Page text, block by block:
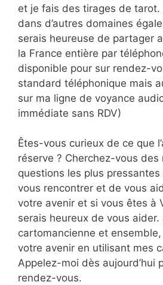
et je fais des tirages de tarot.
dans d’autres domaines
serais heureuse de partager
la France entière par
disponible pour sur rendez-
standard téléphonique mais
sur ma ligne de voyance
immédiate sans RDV)
Êtes-vous curieux de ce que
réserve ? Cherchez-vous des
questions les plus pressantes
vous rencontrer et de vous
votre avenir et si vous êtes à
serais heureux de vous aider.
cartomancienne et
votre avenir en utilisant mes
Appelez-moi dès aujourd’hui
rendez-vous.